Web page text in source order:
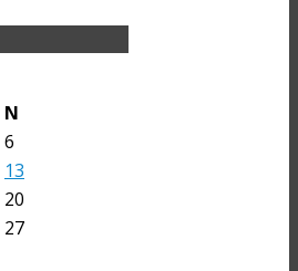
N
6
13
20
27